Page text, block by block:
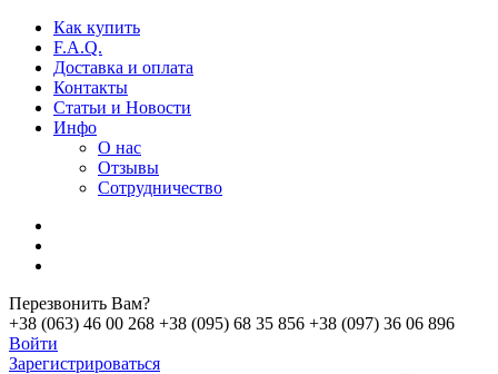
Как купить
F.A.Q.
Доставка и оплата
Контакты
Статьи и Новости
Инфо
О нас
Отзывы
Сотрудничество
Перезвонить Вам?
+38 (063) 46 00 268 +38 (095) 68 35 856 +38 (097) 36 06 896
Войти
Зарегистрироваться